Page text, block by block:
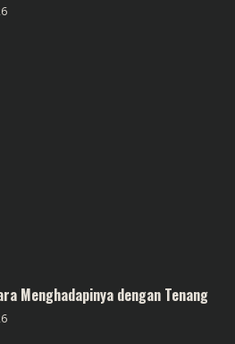
Menghadapinya dengan Tenang